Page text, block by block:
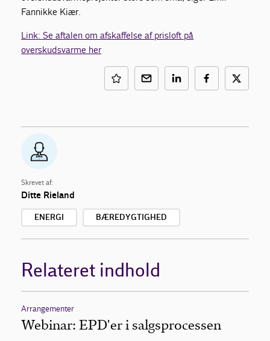
Fannikke Kiær.
Link: Se aftalen om afskaffelse af prisloft på
overskudsvarme her
Skrevet af:
Ditte Rieland
ENERGI BÆREDYGTIGHED
Relateret indhold
Arrangementer
Webinar: EPD'er i salgsprocessen